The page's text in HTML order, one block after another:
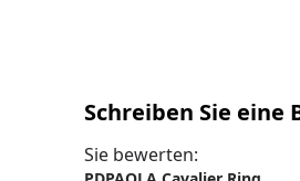
Schreiben Sie eine
Sie bewerten: